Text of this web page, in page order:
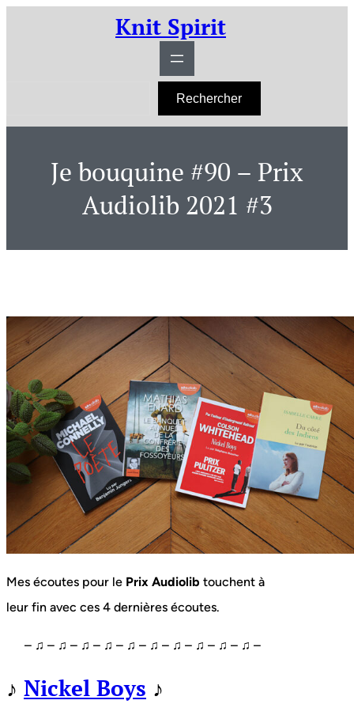
Knit Spirit
h
Rechercher
Je bouquine #90 – Prix
Audiolib 2021 #3
Mes écoutes pour le Prix Audiolib touchent à
leur fin avec ces 4 dernières écoutes.
– ♫ – ♫ – ♫ – ♫ – ♫ – ♫ – ♫ – ♫ – ♫ – ♫ –
♪ Nickel Boys ♪